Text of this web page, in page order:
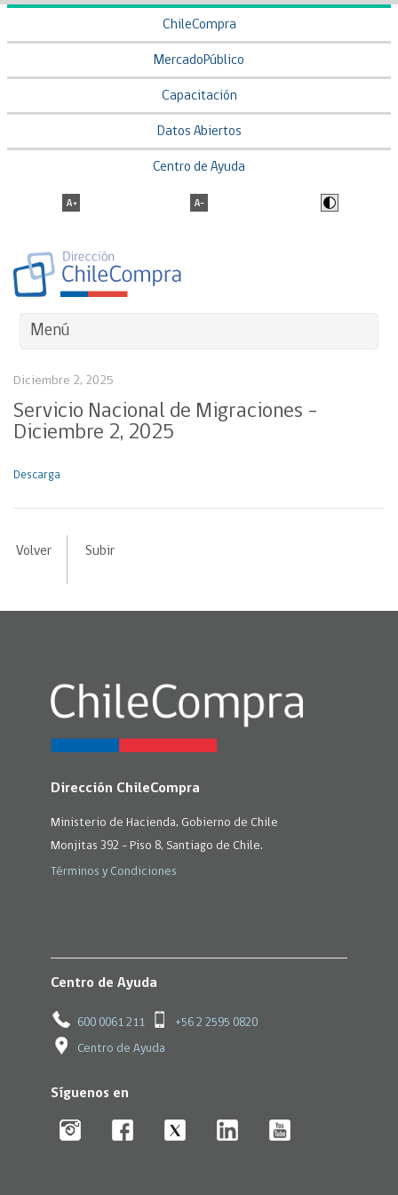
ChileCompra
MercadoPúblico
Capacitación
Datos Abiertos
Centro de Ayuda
Menú
Diciembre 2, 2025
Servicio Nacional de Migraciones –
Diciembre 2, 2025
Descarga
Volver Subir
Dirección ChileCompra
Ministerio de Hacienda, Gobierno de Chile
Monjitas 392 - Piso 8, Santiago de Chile.
Términos y Condiciones
Centro de Ayuda
600 0061 211 +56 2 2595 0820
Centro de Ayuda
Síguenos en